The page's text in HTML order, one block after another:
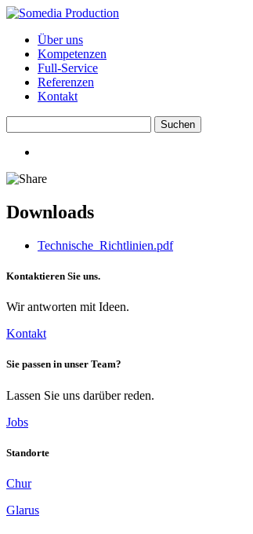
Über uns
Kompetenzen
Full-Service
Referenzen
Kontakt
Downloads
Technische_Richtlinien.pdf
Kontaktieren Sie uns.
Wir antworten mit Ideen.
Kontakt
Sie passen in unser Team?
Lassen Sie uns darüber reden.
Jobs
Standorte
Chur
Glarus